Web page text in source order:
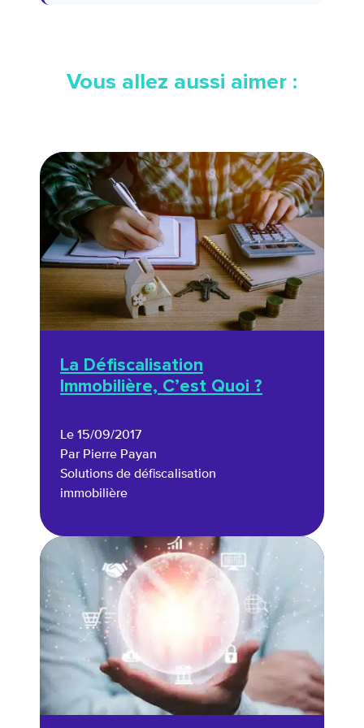
Vous allez aussi aimer :
La Défiscalisation
Immobilière, C’est Quoi ?
Le 15/09/2017
Par Pierre Payan
Solutions de défiscalisation
immobilière